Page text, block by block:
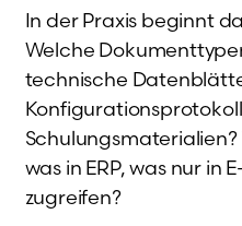
In der Praxis beginnt
Welche
technische
was in ERP, was nur in
zugreifen?